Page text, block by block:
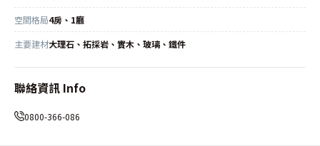
空間格局4房、1廳
主要建材大理石、拓採岩、實木、玻璃、鐵件
聯絡資訊 Info
0800-366-086